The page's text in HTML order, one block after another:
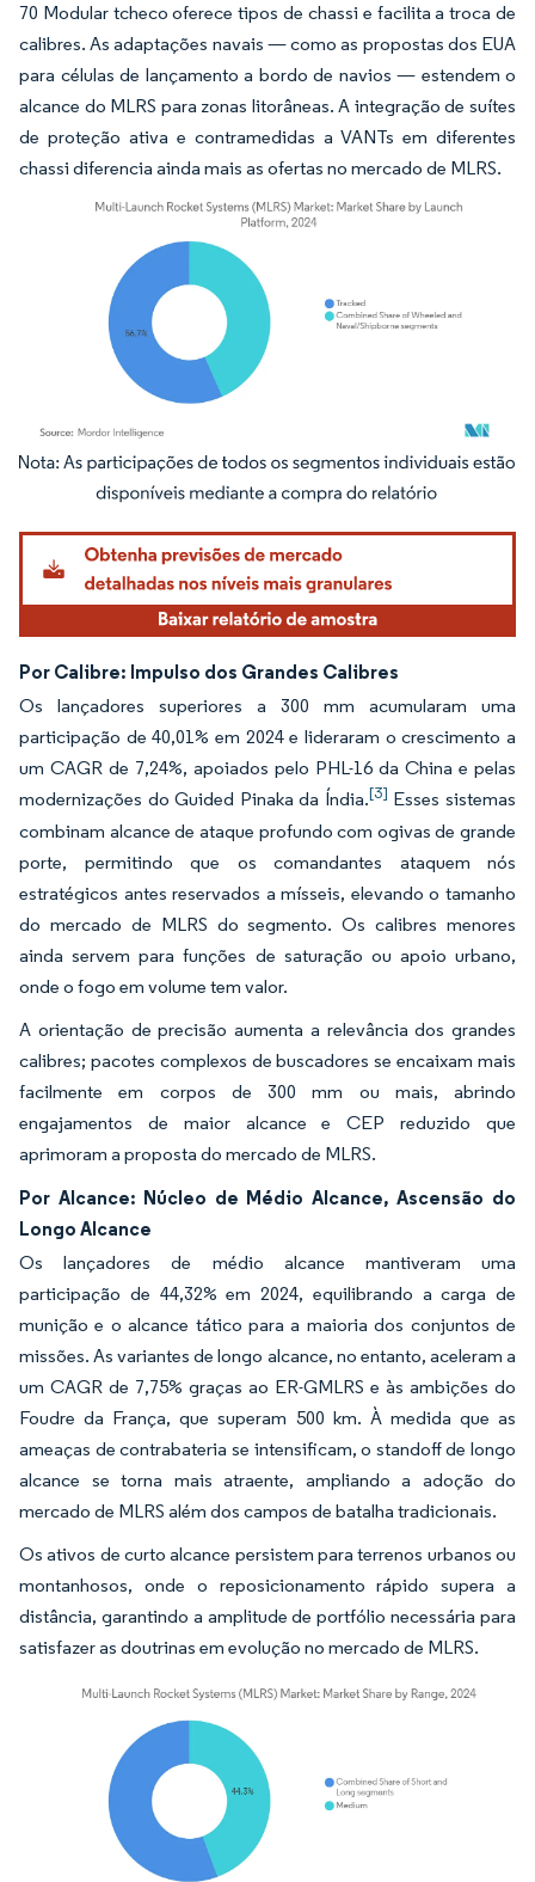
70 Modular tcheco oferece tipos de chassi e facilita a troca de
calibres. As adaptações navais — como as propostas dos EUA
para células de lançamento a bordo de navios — estendem o
alcance do MLRS para zonas litorâneas. A integração de suítes
de proteção ativa e contramedidas a VANTs em diferentes
chassi diferencia ainda mais as ofertas no mercado de MLRS.
Imagem © Mordor Intelligence. O reuso requer atribuição conforme CC BY 4.0.
Por Calibre: Impulso dos Grandes Calibres
Os lançadores superiores a 300 mm acumularam uma
participação de 40,01% em 2024 e lideraram o crescimento a
um CAGR de 7,24%, apoiados pelo PHL-16 da China e pelas
modernizações do Guided Pinaka da Índia.[3] Esses sistemas
combinam alcance de ataque profundo com ogivas de grande
porte, permitindo que os comandantes ataquem nós
estratégicos antes reservados a mísseis, elevando o tamanho
do mercado de MLRS do segmento. Os calibres menores
ainda servem para funções de saturação ou apoio urbano,
onde o fogo em volume tem valor.
A orientação de precisão aumenta a relevância dos grandes
calibres; pacotes complexos de buscadores se encaixam mais
facilmente em corpos de 300 mm ou mais, abrindo
engajamentos de maior alcance e CEP reduzido que
aprimoram a proposta do mercado de MLRS.
Por Alcance: Núcleo de Médio Alcance, Ascensão do
Longo Alcance
Os lançadores de médio alcance mantiveram uma
participação de 44,32% em 2024, equilibrando a carga de
munição e o alcance tático para a maioria dos conjuntos de
missões. As variantes de longo alcance, no entanto, aceleram a
um CAGR de 7,75% graças ao ER-GMLRS e às ambições do
Foudre da França, que superam 500 km. À medida que as
ameaças de contrabateria se intensificam, o standoff de longo
alcance se torna mais atraente, ampliando a adoção do
mercado de MLRS além dos campos de batalha tradicionais.
Os ativos de curto alcance persistem para terrenos urbanos ou
montanhosos, onde o reposicionamento rápido supera a
distância, garantindo a amplitude de portfólio necessária para
satisfazer as doutrinas em evolução no mercado de MLRS.